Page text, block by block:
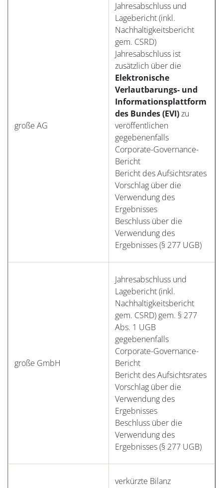
große AG
Jahresabschluss und
Lagebericht (inkl.
Nachhaltigkeitsbericht
gem. CSRD)
Jahresabschluss ist
zusätzlich über die
Elektronische
Verlautbarungs- und
Informationsplattform
des Bundes (EVI)zu
veröffentlichen
gegebenenfalls
Corporate-Governance-
Bericht
Bericht des Aufsichtsrates
Vorschlag über die
Verwendung des
Ergebnisses
Beschluss über die
Verwendung des
Ergebnisses (§ 277 UGB)
große GmbH
Jahresabschluss und
Lagebericht (inkl.
Nachhaltigkeitsbericht
gem. CSRD) gem. § 277
Abs. 1 UGB
gegebenenfalls
Corporate-Governance-
Bericht
Bericht des Aufsichtsrates
Vorschlag über die
Verwendung des
Ergebnisses
Beschluss über die
Verwendung des
Ergebnisses (§ 277 UGB)
verkürzte Bilanz